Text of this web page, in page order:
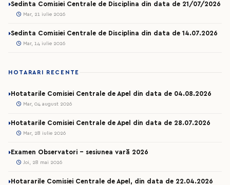
Sedinta Comisiei Centrale de Disciplina din data de 21/07/2026
Mar, 21 iulie 2026
Sedinta Comisiei Centrale de Disciplina din data de 14.07.2026
Mar, 14 iulie 2026
HOTARARI RECENTE
Hotatarile Comisiei Centrale de Apel din data de 04.08.2026
Mar, 04 august 2026
Hotatarile Comisiei Centrale de Apel din data de 28.07.2026
Mar, 28 iulie 2026
Examen Observatori - sesiunea vară 2026
Joi, 28 mai 2026
Hotararile Comisiei Centrale de Apel, din data de 22.04.2026